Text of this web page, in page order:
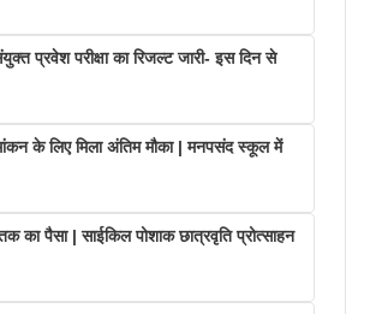
प्रवेश परीक्षा का रिजल्ट जारी- इस दिन से
के लिए मिला अंतिम मौका | मनपसंद स्कूल में
का पैसा | साईकिल पोशाक छात्रवृति प्रोत्साहन